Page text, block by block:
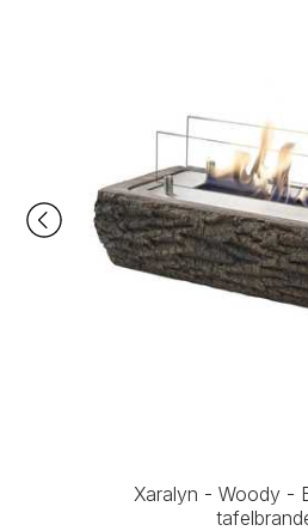
Xaralyn - Woody -